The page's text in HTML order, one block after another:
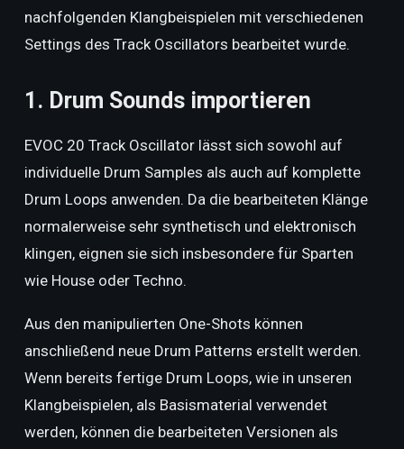
nachfolgenden Klangbeispielen mit verschiedenen
Settings des Track Oscillators bearbeitet wurde.
1. Drum Sounds importieren
EVOC 20 Track Oscillator lässt sich sowohl auf
individuelle Drum Samples als auch auf komplette
Drum Loops anwenden. Da die bearbeiteten Klänge
normalerweise sehr synthetisch und elektronisch
klingen, eignen sie sich insbesondere für Sparten
wie House oder Techno.
Aus den manipulierten One-Shots können
anschließend neue Drum Patterns erstellt werden.
Wenn bereits fertige Drum Loops, wie in unseren
Klangbeispielen, als Basismaterial verwendet
werden, können die bearbeiteten Versionen als